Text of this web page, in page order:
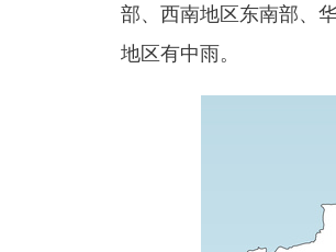
部、西南地区东南部、
地区有中雨。